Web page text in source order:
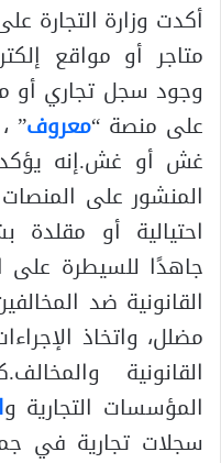
أكدت وزارة التجارة
متاجر أو مواقع
وجود سجل تجاري أو
على منصة “معروف”
غش أو غش.إنه يؤكد
المنشور على
احتيالية أو
جاهدًا للسيطرة على
القانونية ضد
مضلل، واتخاذ
القانونية
المؤسسات التجارية و
سجلات تجارية في